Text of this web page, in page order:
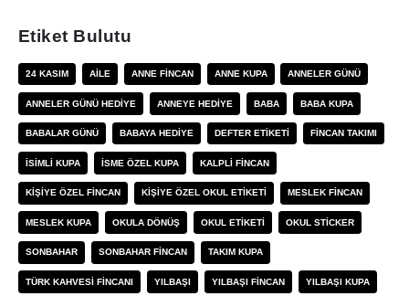
Etiket Bulutu
24 KASIM AILE ANNE FINCAN ANNE KUPA ANNELER GÜNÜ
ANNELER GÜNÜ HEDIYE ANNEYE HEDIYE BABA BABA KUPA
BABALAR GÜNÜ BABAYA HEDIYE DEFTER ETIKETI FINCAN TAKIMI
ISIMLI KUPA ISME ÖZEL KUPA KALPLI FINCAN
KIŞIYE ÖZEL FINCAN KIŞIYE ÖZEL OKUL ETIKETI MESLEK FINCAN
MESLEK KUPA OKULA DÖNÜŞ OKUL ETIKETI OKUL STICKER
SONBAHAR SONBAHAR FINCAN TAKIM KUPA
TÜRK KAHVESI FINCANI YILBAŞI YILBAŞI FINCAN YILBAŞI KUPA